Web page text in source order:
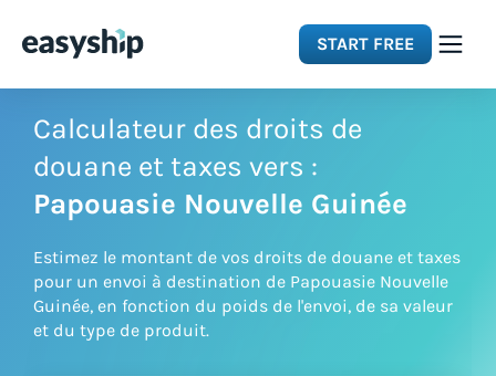
START FREE
Solutions
Features
Integrations
Resources
Calculateur des droits de
douane et taxes vers :
Papouasie Nouvelle Guinée
Estimez le montant de vos droits de douane et taxes
pour un envoi à destination de Papouasie Nouvelle
Guinée, en fonction du poids de l'envoi, de sa valeur
et du type de produit.